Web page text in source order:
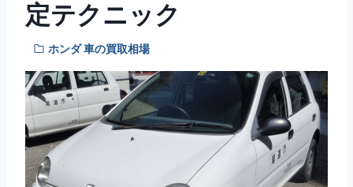
定テクニック
ホンダ 車の買取相場